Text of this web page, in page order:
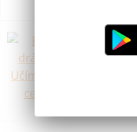
Psaní